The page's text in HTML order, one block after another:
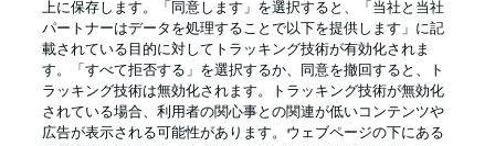
Football as it's meant to be
上に保存します。「同意します」を選択すると、「当社と当社
パートナーはデータを処理することで以下を提供します」に記
載されている目的に対してトラッキング技術が有効化されま
す。「すべて拒否する」を選択するか、同意を撤回すると、ト
ラッキング技術は無効化されます。トラッキング技術が無効化
されている場合、利用者の関心事との関連が低いコンテンツや
広告が表示される可能性があります。ウェブページの下にある